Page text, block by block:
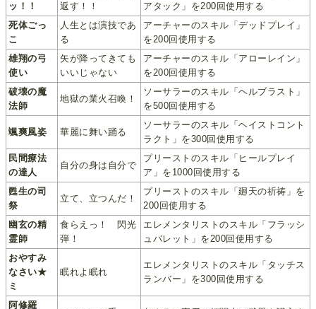
ッ！！
返す！！
アタック」を200回使用する
死体ごっ
こ
人生とは演技であ
る
アーチャーのスキル「デッドプレイ」
を200回使用する
雄翔の弓
使い
矢が降ってきても
いいじゃない
アーチャーのスキル「アローレイン」
を200回使用する
破壊の魔
法師
地獄の業火召喚！
ソーサラーのスキル「ヘルブラスト」
を500回使用する
颯爽風姿 華麗に舞い踊る
ソーサラーのスキル「ヘイストコント
ラクト」を300回使用する
民間療法
の達人
自分の身は自分で
プリーストのスキル「ヒールプレイ
ア」を1000回使用する
甦生の司
祭
立て、立つんだ！
プリーストのスキル「廻天の祈祷」を
200回使用する
幽玄の精
霊師
食らえっ！ 閃光
弾！
エレメンタリストのスキル「フラッシ
ュバレット」を200回使用する
おやすみ
なさい★
ミ
眠れよ眠れ
エレメンタリストのスキル「タッチス
ランバー」を300回使用する
阿修羅